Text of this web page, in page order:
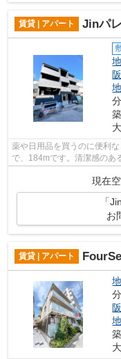
賃貸 | アパート Jinパ
分
薬や日用品を買うのに便利
で、184mです。清潔感のあ
現在
「
お
賃貸 | アパート
分